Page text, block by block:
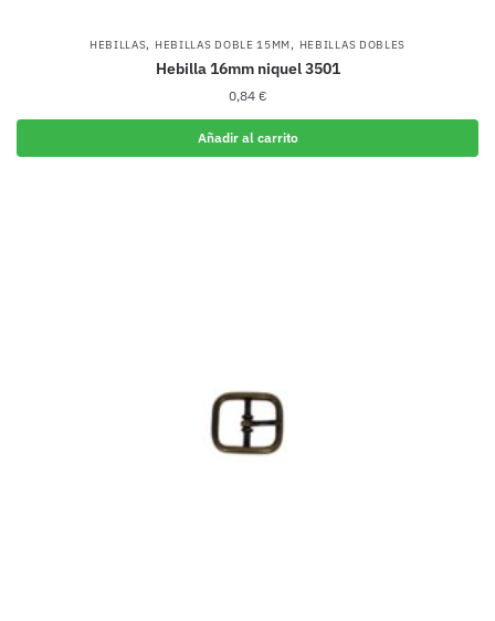
HEBILLAS, HEBILLAS DOBLE 15MM, HEBILLAS DOBLES
Hebilla 16mm niquel 3501
0,84 €
Añadir al carrito